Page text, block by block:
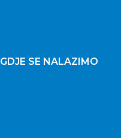
GDJE SE NALAZIMO